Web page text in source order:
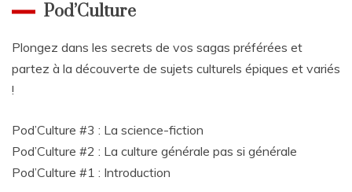
Pod’Culture
Plongez dans les secrets de vos sagas préférées et
partez à la découverte de sujets culturels épiques et variés
!
Pod’Culture #3 : La science-fiction
Pod’Culture #2 : La culture générale pas si générale
Pod’Culture #1 : Introduction